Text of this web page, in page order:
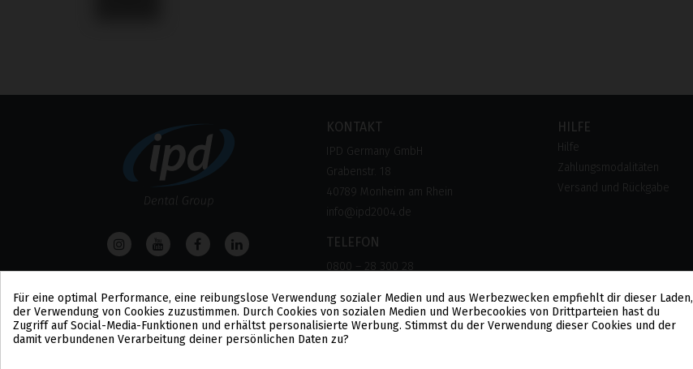
KONTAKT
IPD Germany GmbH
Grabenstr. 18
40789 Monheim am Rhein
info@ipd2004.de
TELEFON
0800 – 28 300 28
HILFE
Hilfe
Zahlungsmodalitäten
Versand und Rückgabe
Für eine optimal Performance, eine reibungslose Verwendung sozialer Medien und aus Werbezwecken empfiehlt dir dieser Laden,
der Verwendung von Cookies zuzustimmen. Durch Cookies von sozialen Medien und Werbecookies von Drittparteien hast du
Zugriff auf Social-Media-Funktionen und erhältst personalisierte Werbung. Stimmst du der Verwendung dieser Cookies und der
damit verbundenen Verarbeitung deiner persönlichen Daten zu?